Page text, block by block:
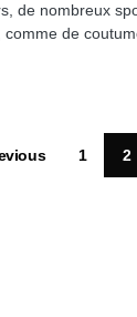
de nombreux
de
1 2